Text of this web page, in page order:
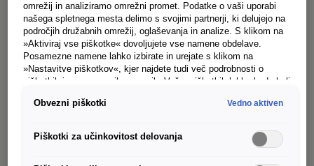
V novi Californii se za skoraj vse najde primerno
odlagalno mesto ali predal. Tudi za vaš mobilni
telefon. Predal neposredno pod sredinskimi
zračnimi šobami nudi dovolj prostora. Sem lahko
odložite vse običajne pametne telefone in tudi
indukcijsko ali jih s kablom USB-C priključite na
omrežij in analiziramo omrežni promet. Podatke o vaši uporabi
našega spletnega mesta delimo s svojimi partnerji, ki delujejo na
področjih družabnih omrežij, oglaševanja in analize. S klikom na
»Aktiviraj vse piškotke« dovoljujete vse namene obdelave.
Posamezne namene lahko izbirate in urejate s klikom na
»Nastavitve piškotkov«, kjer najdete tudi več podrobnosti o
piškotkih in posameznih namenih. Več o piškotkih lahko kadarkoli
privolitve.
Obvezni piškotki Vedno aktiven
Piškotki za učinkovitost delovanja